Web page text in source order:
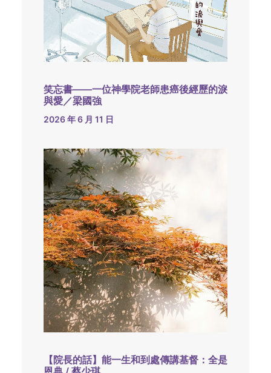
笑忘書——一位神學院老師患癌後經歷的淚
與愛／梁國強
2026 年 6 月 11 日
【院長的話】能一生和到處傳講基督：全是